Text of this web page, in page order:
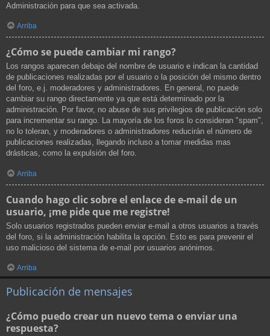
Administración para que sea activada.
Arriba
¿Cómo se puede cambiar mi rango?
Los rangos aparecen debajo del nombre de usuario e indican la cantidad
de publicaciones realizadas por el usuario o la posición del mismo dentro
del foro, e.j. moderadores y administradores. En general, no puede
cambiar su rango directamente ya que está determinado por la
administración. Por favor, no abuse de sus privilegios de publicación solo
para incrementar su rango. La mayoría de los foros lo consideran "spam",
no lo toleran, y moderadores o administradores reducirán el número de
publicaciones realizadas, llegando incluso a tomar medidas mas
drásticas, como la expulsión del foro.
Arriba
Cuando hago clic sobre el enlace de e-mail de un
usuario, ¡me pide que me registre!
Solo usuarios registrados pueden enviar e-mail a otros usuarios a través
del foro, si la administración habilita la opción. Esto es para prevenir el
uso malicioso del sistema de e-mail por usuarios anónimos.
Arriba
Publicación de mensajes
¿Cómo puedo crear un nuevo tema o enviar una
respuesta?